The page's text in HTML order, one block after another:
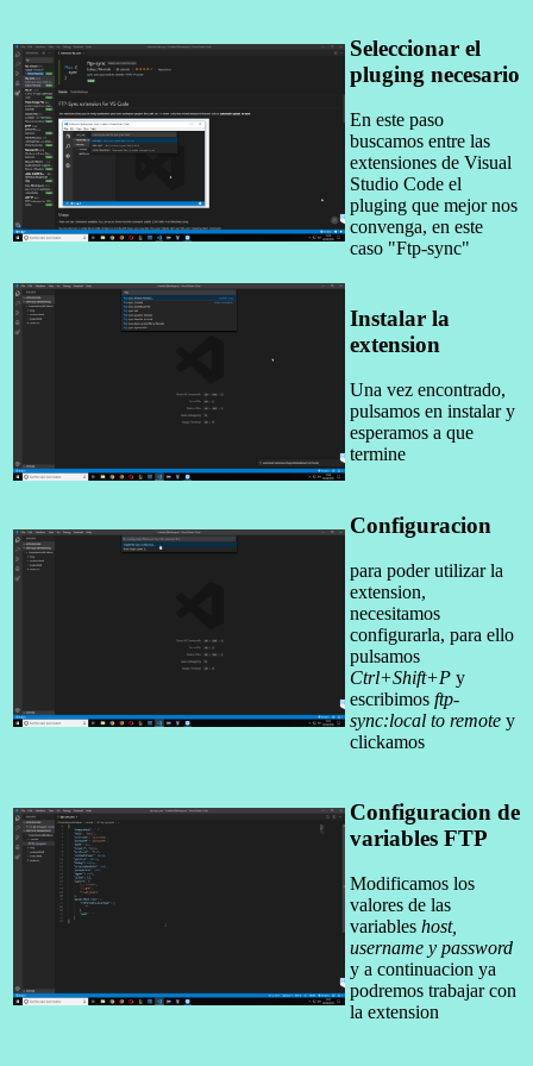
Seleccionar el
pluging necesario
En este paso
buscamos entre las
extensiones de Visual
Studio Code el
pluging que mejor nos
convenga, en este
caso "Ftp-sync"
Instalar la
extension
Una vez encontrado,
pulsamos en instalar y
esperamos a que
termine
Configuracion
para poder utilizar la
extension,
necesitamos
configurarla, para ello
pulsamos
Ctrl+Shift+P y
escribimos ftp-
sync:local to remote y
clickamos
Configuracion de
variables FTP
Modificamos los
valores de las
variables host,
username y password
y a continuacion ya
podremos trabajar con
la extension